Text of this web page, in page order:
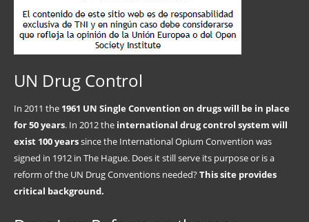
UN Drug Control
In 2011 the 1961 UN Single Convention on drugs will be in place
for 50 years. In 2012 the international drug control system will
exist 100 yearssince the International Opium Convention was
signed in 1912 in The Hague. Does it still serve its purpose or is a
reform of the UN Drug Conventions needed?This site provides
critical background.